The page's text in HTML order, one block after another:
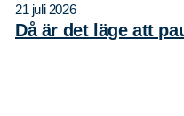
21 juli 2026
Då är det läge att